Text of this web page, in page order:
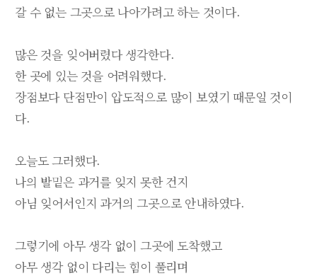
갈 수 없는 그곳으로 나아가려고 하는 것이다.
많은 것을 잊어버렸다 생각한다.
한 곳에 있는 것을 어려워했다.
장점보다 단점만이 압도적으로 많이 보였기 때문일 것이
다.
오늘도 그러했다.
나의 발밑은 과거를 잊지 못한 건지
아님 잊어서인지 과거의 그곳으로 안내하였다.
그렇기에 아무 생각 없이 그곳에 도착했고
아무 생각 없이 다리는 힘이 풀리며